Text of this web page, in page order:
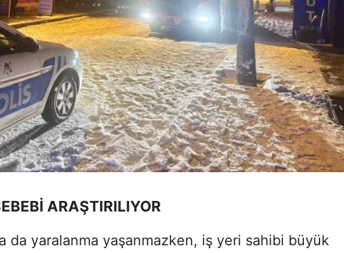
ARAŞTIRILIYOR
da yaralanma yaşanmazken, iş yeri sahibi büyük